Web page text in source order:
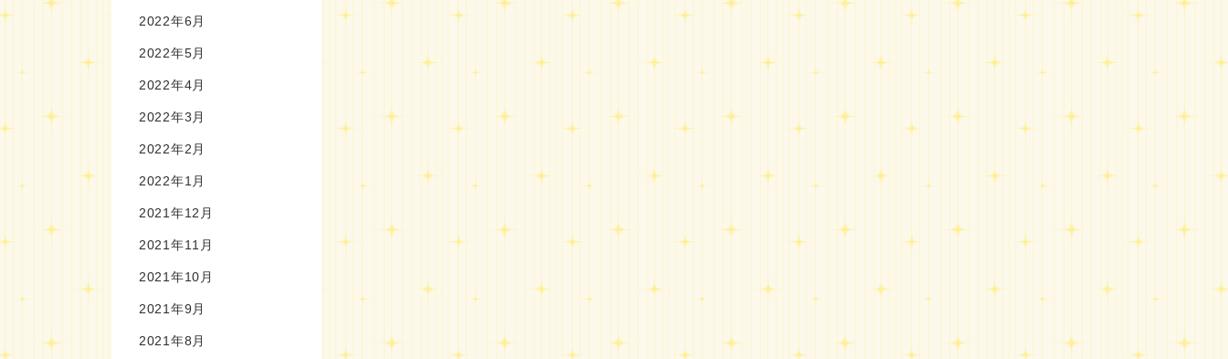
2022年6月
2022年5月
2022年4月
2022年3月
2022年2月
2022年1月
2021年12月
2021年11月
2021年10月
2021年9月
2021年8月